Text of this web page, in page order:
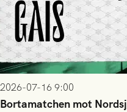
2026-07-16 9:00
Bortamatchen mot